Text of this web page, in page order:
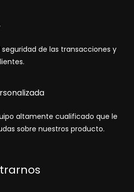
de las transacciones y
altamente cualificado que le
sobre nuestros producto.